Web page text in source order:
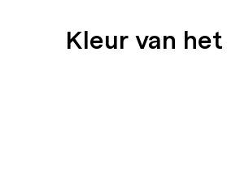
Kleur van